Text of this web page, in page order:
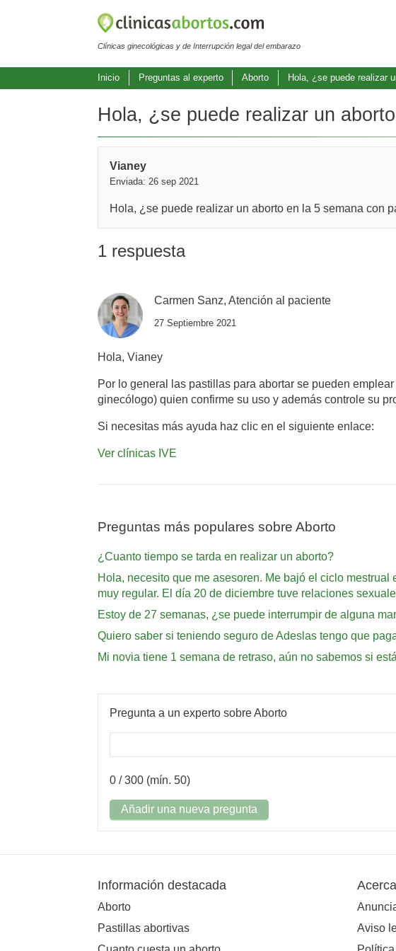
Clínicas ginecológicas y de Interrupción legal del embarazo
Inicio Preguntas al experto Aborto Hola, ¿se puede realizar
Hola, ¿se puede realizar un
Vianey
Enviada: 26 sep 2021
Hola, ¿se puede realizar un aborto en la 5 semana con
1 respuesta
Carmen Sanz, Atención al paciente
27 Septiembre 2021
Hola, Vianey
Por lo general las pastillas para abortar se pueden
ginecólogo) quien confirme su uso y además controle su
Si necesitas más ayuda haz clic en el siguiente enlace:
Ver clínicas IVE
Preguntas más populares sobre Aborto
¿Cuanto tiempo se tarda en realizar un aborto?
Hola, necesito que me asesoren. Me bajó el ciclo
muy regular. El día 20 de diciembre tuve relaciones
Estoy de 27 semanas, ¿se puede interrumpir de alguna
Quiero saber si teniendo seguro de Adeslas tengo que
Mi novia tiene 1 semana de retraso, aún no sabemos si
Pregunta a un experto sobre Aborto
0 / 300 (mín. 50)
Añadir una nueva pregunta
Información destacada
Aborto
Pastillas abortivas
Aviso